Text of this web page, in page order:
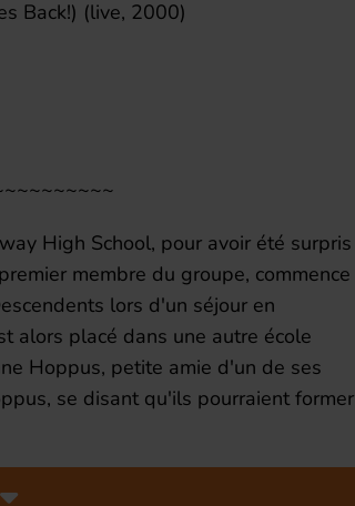
Back!) (live, 2000)
High School, pour avoir été surpris
membre du groupe, commence
lors d'un séjour en
alors placé dans une autre école
Hoppus, petite amie d'un de ses
se disant qu'ils pourraient former